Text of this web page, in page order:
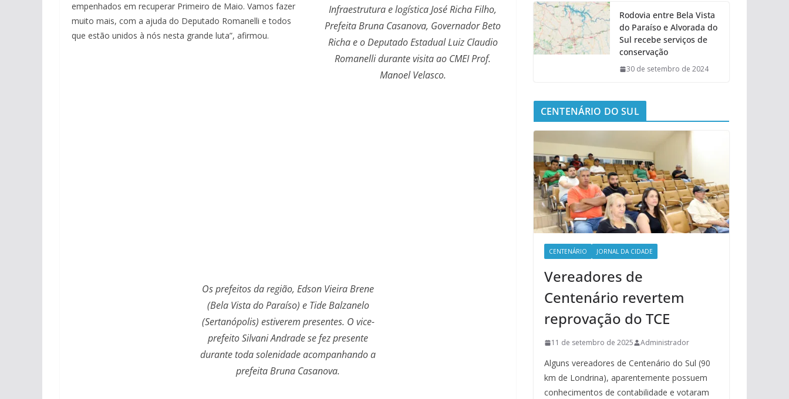
Infraestrutura e logística José Richa Filho,
Prefeita Bruna Casanova, Governador Beto
Richa e o Deputado Estadual Luiz Claudio
Romanelli durante visita ao CMEI Prof.
Manoel Velasco.
empenhados em recuperar Primeiro de Maio. Vamos fazer
muito mais, com a ajuda do Deputado Romanelli e todos
que estão unidos à nós nesta grande luta”, afirmou.
Os prefeitos da região, Edson Vieira Brene
(Bela Vista do Paraíso) e Tide Balzanelo
(Sertanópolis) estiverem presentes. O vice-
prefeito Silvani Andrade se fez presente
durante toda solenidade acompanhando a
prefeita Bruna Casanova.
Rodovia entre Bela Vista
do Paraíso e Alvorada do
Sul recebe serviços de
conservação
30 de setembro de 2024
CENTENÁRIO DO SUL
CENTENÁRIO JORNAL DA CIDADE
Vereadores de
Centenário revertem
reprovação do TCE
11 de setembro de 2025 Administrador
Alguns vereadores de Centenário do Sul (90
km de Londrina), aparentemente possuem
conhecimentos de contabilidade e votaram